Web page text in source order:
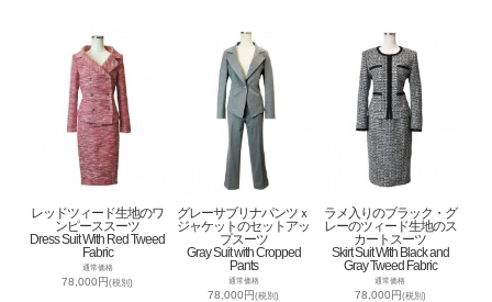
レッドツィード生地のワ
ンピーススーツ
Dress Suit With Red Tweed
Fabric
通常価格
78,000円(税別)
グレーサブリナパンツｘ
ジャケットのセットアッ
プスーツ
Gray Suit with Cropped
Pants
通常価格
78,000円(税別)
ラメ入りのブラック・グ
レーのツィード生地のス
カートスーツ
Skirt Suit With Black and
Gray Tweed Fabric
通常価格
78,000円(税別)